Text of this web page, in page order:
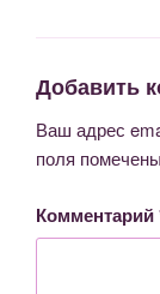
Добавить
Ваш адрес
поля помечены
Комментарий